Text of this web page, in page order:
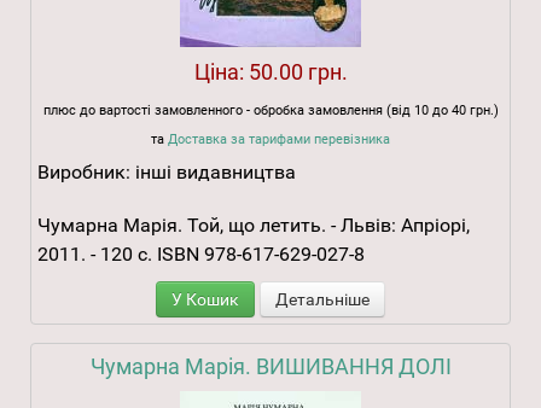
Ціна: 50.00 грн.
плюс до вартості замовленного - обробка замовлення (від 10 до 40 грн.)
та Доставка за тарифами перевізника
Виробник: інші видавництва
Чумарна Марія. Той, що летить. - Львів: Апріорі,
2011. - 120 с. ISBN 978-617-629-027-8
У Кошик Детальніше
Чумарна Марія. ВИШИВАННЯ ДОЛІ